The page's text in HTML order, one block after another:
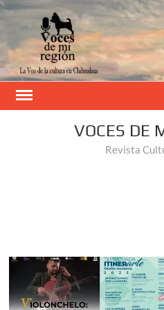
VOCES DE
Revista